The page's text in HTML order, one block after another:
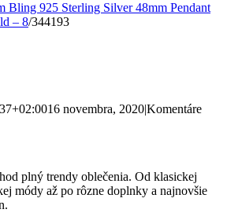
Bling 925 Sterling Silver 48mm Pendant
– 8/344193
16 novembra, 2020|Komentáre
plný trendy oblečenia. Od klasickej
módy až po rôzne doplnky a najnovšie